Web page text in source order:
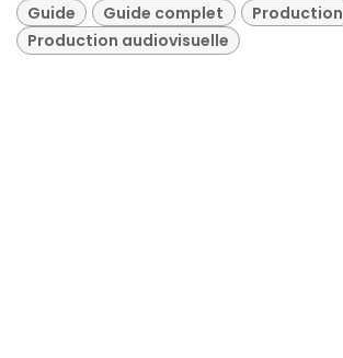
Guide Guide complet
Production
Production audiovisuelle